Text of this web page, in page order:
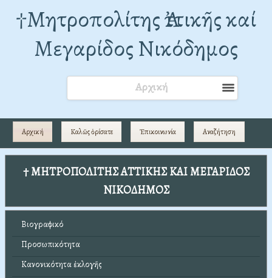
†Mητροπολίτης Ἀττικῆς καί
Μεγαρίδος Νικόδημος
Αρχική
Αρχική Καλῶς ὁρίσατε Ἐπικοινωνία Αναζήτηση
† ΜΗΤΡΟΠΟΛΙΤΗΣ ΑΤΤΙΚΗΣ ΚΑΙ ΜΕΓΑΡΙΔΟΣ
ΝΙΚΟΔΗΜΟΣ
Βιογραφικό
Προσωπικότητα
Κανονικότητα ἐκλογῆς